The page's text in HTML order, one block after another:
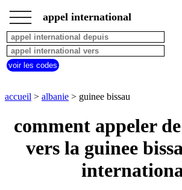
accueil
albanie
appel
depuis
pays
commencant
P Q R S T
U
W X Y Z
___
___ appel international
voir les codes
accueil > albanie > guinee bissau
comment appeler
vers la guinee